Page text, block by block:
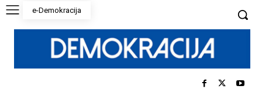
e-Demokracija